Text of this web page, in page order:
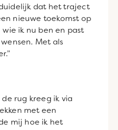
dat het traject
nieuwe toekomst op
ik nu ben en past
Met als
rug kreeg ik via
met een
mij hoe ik het